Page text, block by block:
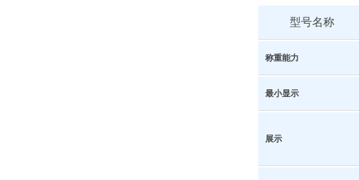
型号名称
称重能力
最小显示
展示